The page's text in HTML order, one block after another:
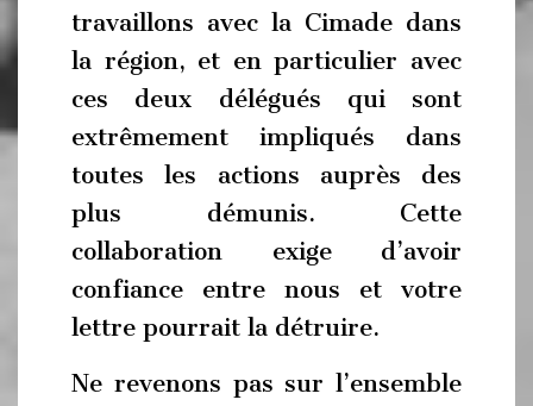
travaillons avec la Cimade dans
la région, et en particulier avec
ces deux délégués qui sont
extrêmement impliqués dans
toutes les actions auprès des
plus démunis. Cette
collaboration exige d’avoir
confiance entre nous et votre
lettre pourrait la détruire.
Ne revenons pas sur l’ensemble